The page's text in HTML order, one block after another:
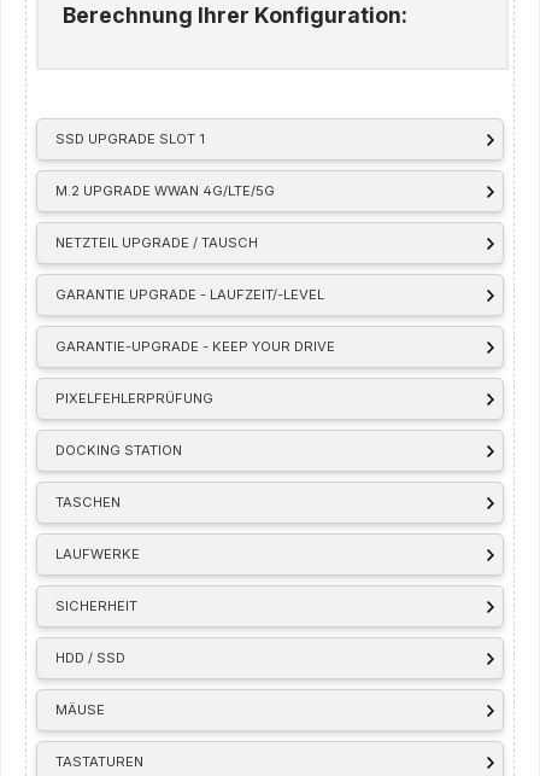
SSD UPGRADE SLOT 1
M.2 UPGRADE WWAN 4G/LTE/5G
NETZTEIL UPGRADE / TAUSCH
GARANTIE UPGRADE - LAUFZEIT/-LEVEL
GARANTIE-UPGRADE - KEEP YOUR DRIVE
PIXELFEHLERPRÜFUNG
DOCKING STATION
TASCHEN
LAUFWERKE
SICHERHEIT
HDD / SSD
MÄUSE
TASTATUREN
Berechnung Ihrer Konfiguration: